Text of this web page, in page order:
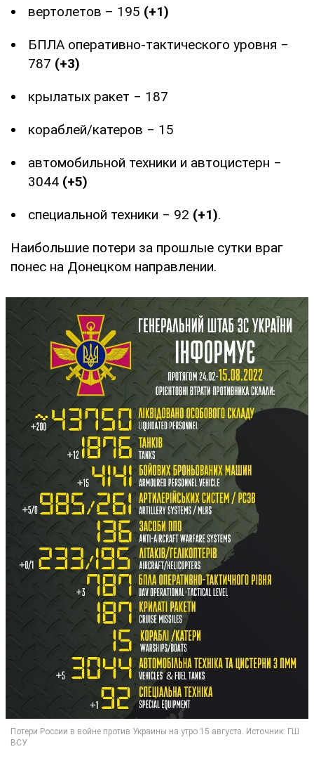
вертолетов – 195 (+1)
БПЛА оперативно-тактического уровня ‒
787 (+3)
крылатых ракет ‒ 187
кораблей/катеров ‒ 15
автомобильной техники и автоцистерн ‒
3044 (+5)
специальной техники ‒ 92 (+1).
Наибольшие потери за прошлые сутки враг
понес на Донецком направлении.